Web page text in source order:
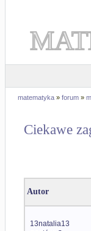
matematyka » forum »
Ciekawe
Autor
13natalia13